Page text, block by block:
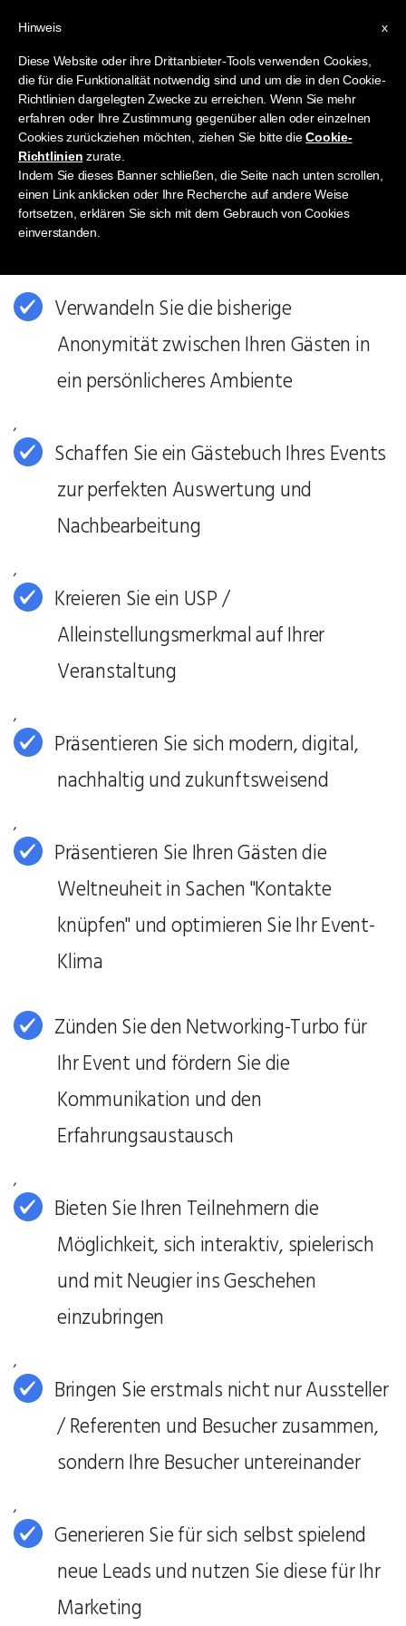
Mehrwerte
Vorteile für Veranstalter
Verwandeln Sie die bisherige
Anonymität zwischen Ihren Gästen in
ein persönlicheres Ambiente
,
Schaffen Sie ein Gästebuch Ihres Events
zur perfekten Auswertung und
Nachbearbeitung
,
Kreieren Sie ein USP /
Alleinstellungsmerkmal auf Ihrer
Veranstaltung
,
Präsentieren Sie sich modern, digital,
nachhaltig und zukunftsweisend
,
Präsentieren Sie Ihren Gästen die
Weltneuheit in Sachen "Kontakte
knüpfen" und optimieren Sie Ihr Event-
Klima
Zünden Sie den Networking-Turbo für
Ihr Event und fördern Sie die
Kommunikation und den
Erfahrungsaustausch
,
Bieten Sie Ihren Teilnehmern die
Möglichkeit, sich interaktiv, spielerisch
und mit Neugier ins Geschehen
einzubringen
,
Bringen Sie erstmals nicht nur Aussteller
/ Referenten und Besucher zusammen,
sondern Ihre Besucher untereinander
,
Generieren Sie für sich selbst spielend
neue Leads und nutzen Sie diese für Ihr
Marketing
x
Hinweis
Diese Website oder ihre Drittanbieter-Tools verwenden Cookies,
die für die Funktionalität notwendig sind und um die in den Cookie-
Richtlinien dargelegten Zwecke zu erreichen. Wenn Sie mehr
erfahren oder Ihre Zustimmung gegenüber allen oder einzelnen
Cookies zurückziehen möchten, ziehen Sie bitte dieCookie-
Richtlinien zurate.
Indem Sie dieses Banner schließen, die Seite nach unten scrollen,
einen Link anklicken oder Ihre Recherche auf andere Weise
fortsetzen, erklären Sie sich mit dem Gebrauch von Cookies
einverstanden.